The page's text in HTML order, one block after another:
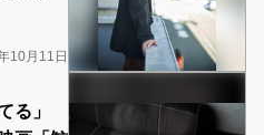
10月11日
る」